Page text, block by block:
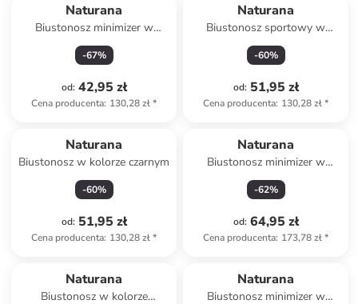
Naturana
Biustonosz minimizer w
kolorze białym
-67%
od: 42,95 zł
Cena producenta: 130,28 zł*
Naturana
Biustonosz sportowy w
kolorze szarym
-60%
od: 51,95 zł
Cena producenta: 130,28 zł*
Naturana
Biustonosz w kolorze czarnym
-60%
od: 51,95 zł
Cena producenta: 130,28 zł*
Naturana
Biustonosz minimizer w
kolorze czarnym
-62%
od: 64,95 zł
Cena producenta: 173,78 zł*
Naturana
Biustonosz w kolorze
Naturana
Biustonosz minimizer w